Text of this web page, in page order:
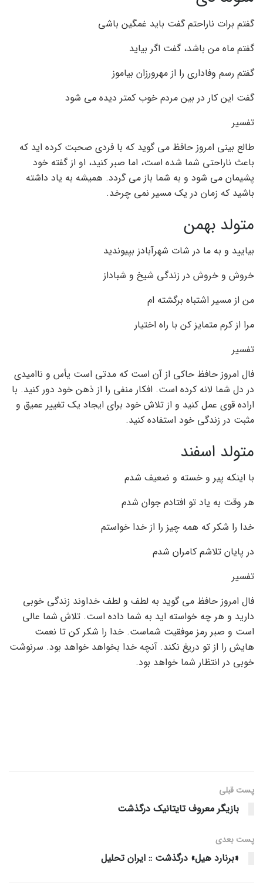
گفتم برات ناراحتم گفت باید غمگین باشی
گفتم ماه من باشد، گفت اگر بیاید
گفتم رسم وفاداری را از مهرورزان بیاموز
گفت این کار در بین مردم خوب کمتر دیده می شود
تفسیر
طالع بینی امروز حافظ می گوید که با فردی صحبت کرده اید که
باعث ناراحتی شما شده است، اما صبر کنید، او از گفته خود
پشیمان می شود و به شما باز می گردد. همیشه به یاد داشته
باشید که زمان در یک مسیر نمی چرخد.
متولد بهمن
بیایید و به ما در شات شهرآبادز بپیوندید
خروش و خروش در زندگی شیخ و شباداز
من از مسیر اشتباه برگشته ام
مرا از کرم متمایز کن با راه اختیار
تفسیر
فال امروز حافظ حاکی از آن است که مدتی است یأس و ناامیدی
در دل شما لانه کرده است. افکار منفی را از ذهن خود دور کنید. با
اراده قوی عمل کنید و از تلاش خود برای ایجاد یک تغییر عمیق و
مثبت در زندگی خود استفاده کنید.
متولد اسفند
با اینکه پیر و خسته و ضعیف شدم
هر وقت به یاد تو افتادم جوان شدم
خدا را شکر که همه چیز را از خدا خواستم
در پایان تلاشم کامران شدم
تفسیر
فال امروز حافظ می گوید به لطف و لطف خداوند زندگی خوبی
دارید و هر چه خواسته اید به شما داده است. تلاش شما عالی
است و صبر رمز موفقیت شماست. خدا را شکر کن تا نعمت
هایش را از تو دریغ نکند. آنچه خدا بخواهد خواهد بود. سرنوشت
خوبی در انتظار شما خواهد بود.
پست قبلی
بازیگر معروف تایتانیک درگذشت
پست‌ بعدی
«برنارد هیل» درگذشت :: ایران تحلیل